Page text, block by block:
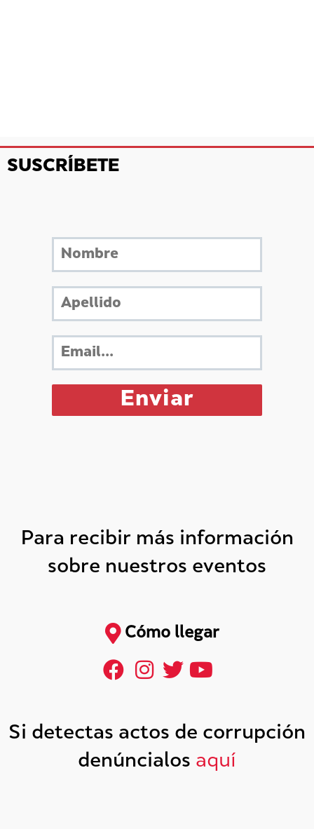
SUSCRÍBETE
Para recibir más información
sobre nuestros eventos
Cómo llegar
Si detectas actos de corrupción
denúncialos aquí